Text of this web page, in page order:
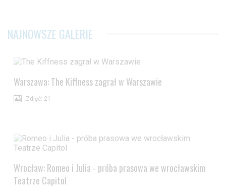
NAJNOWSZE GALERIE
Warszawa: The Kiffness zagrał w Warszawie
Zdjęć: 21
Wrocław: Romeo i Julia - próba prasowa we wrocławskim
Teatrze Capitol